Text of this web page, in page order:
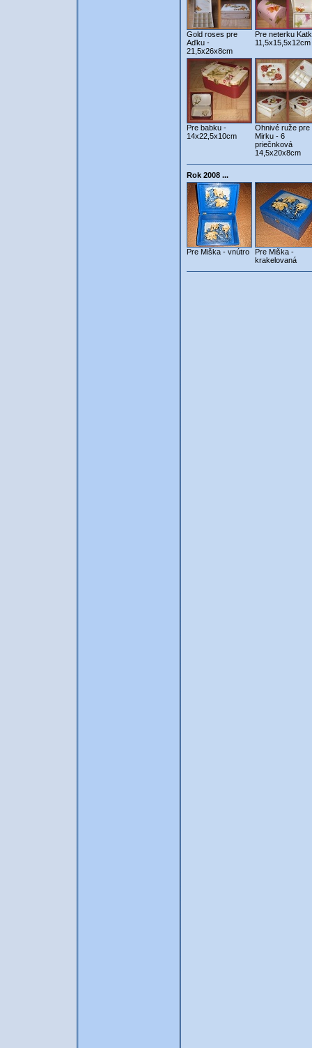
Gold roses pre
Aďku -
21,5x26x8cm
Pre neterku
11,5x15,5x12cm
Pre babku -
14x22,5x10cm
Ohnivé ruže pre
Mirku - 6
priečnková
14,5x20x8cm
Rok 2008 ...
Pre Miška - vnútro
Pre Miška -
krakelovaná